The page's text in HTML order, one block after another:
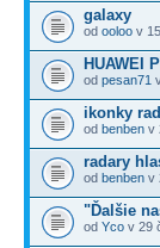
galaxy
od ooloo v
HUAWEI
od pesan71
ikonky
od benben v
radary
od benben v
"Ďalšie
od Yco v 29